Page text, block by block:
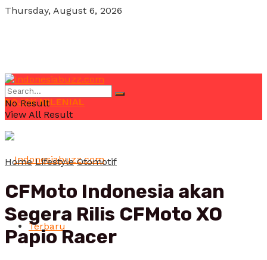
Thursday, August 6, 2026
POJOK MILENIAL
Terbaru
No Result
View All Result
Home Lifestyle Otomotif
CFMoto Indonesia akan
Segera Rilis CFMoto XO
Papio Racer